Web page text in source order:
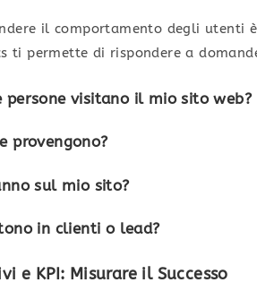
il comportamento degli utenti
ti permette di rispondere a
persone visitano il mio sito web?
provengono?
sul mio sito?
in clienti o lead?
e KPI: Misurare il Successo